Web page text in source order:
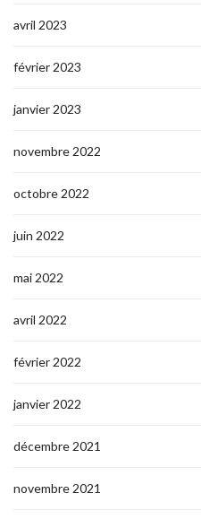
avril 2023
février 2023
janvier 2023
novembre 2022
octobre 2022
juin 2022
mai 2022
avril 2022
février 2022
janvier 2022
décembre 2021
novembre 2021